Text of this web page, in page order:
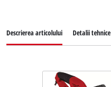
Descrierea articolului Detalii tehnice